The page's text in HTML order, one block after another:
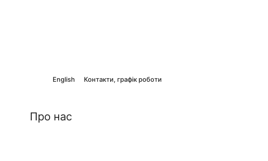
English Контакти, графік роботи
Про нас